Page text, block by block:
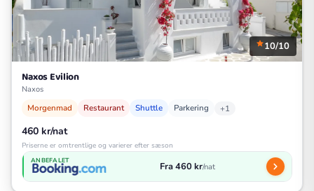
10/10
Naxos Evilion
Naxos
Morgenmad Restaurant Shuttle Parkering +1
460 kr/nat
Priserne er omtrentlige og varierer efter sæson
ANBEFALET Fra 460 kr/nat